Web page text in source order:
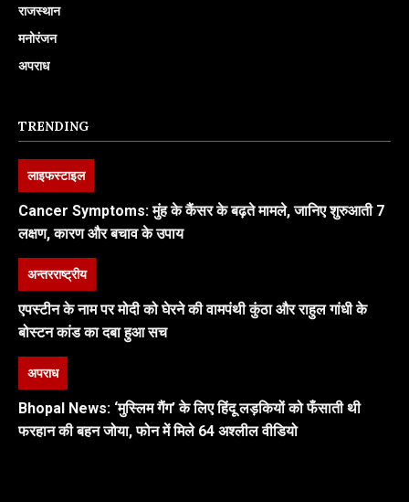
राजस्थान
मनोरंजन
अपराध
TRENDING
लाइफस्टाइल
Cancer Symptoms: मुंह के कैंसर के बढ़ते मामले, जानिए शुरुआती 7
लक्षण, कारण और बचाव के उपाय
अन्तरराष्ट्रीय
एपस्टीन के नाम पर मोदी को घेरने की वामपंथी कुंठा और राहुल गांधी के
बोस्टन कांड का दबा हुआ सच
अपराध
Bhopal News: ‘मुस्लिम गैंग’ के लिए हिंदू लड़कियों को फँसाती थी
फरहान की बहन जोया, फोन में मिले 64 अश्लील वीडियो